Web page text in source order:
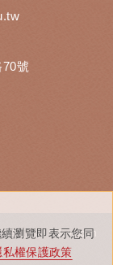
瀏覽即表示您同
私權保護政策
號
網頁設計 :Newscan